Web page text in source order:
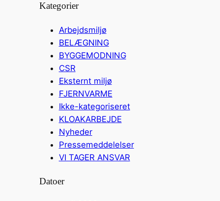
Kategorier
Arbejdsmiljø
BELÆGNING
BYGGEMODNING
CSR
Eksternt miljø
FJERNVARME
Ikke-kategoriseret
KLOAKARBEJDE
Nyheder
Pressemeddelelser
VI TAGER ANSVAR
Datoer